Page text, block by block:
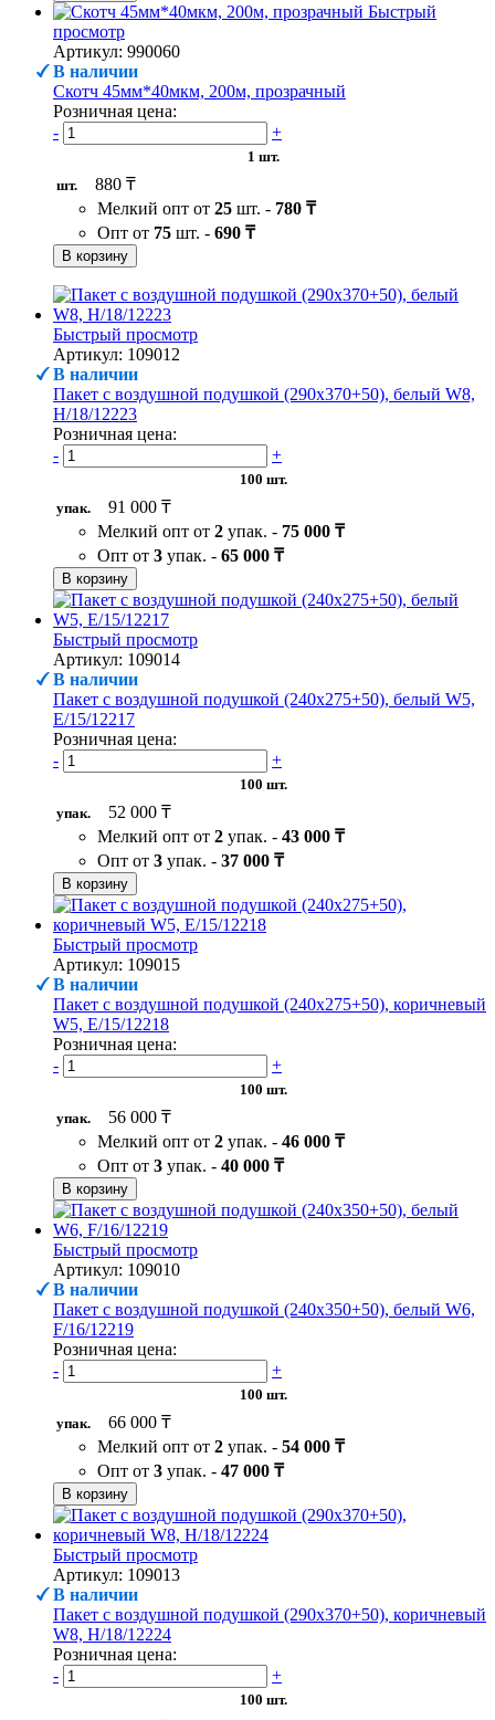
Быстрый
просмотр
Артикул: 990060
В наличии
Скотч 45мм*40мкм, 200м, прозрачный
Розничная цена:
-
+
1 шт.
шт.
880 ₸
Мелкий опт от 25 шт. - 780 ₸
Опт от 75 шт. - 690 ₸
В корзину
Быстрый просмотр
Артикул: 109012
В наличии
Пакет с воздушной подушкой (290х370+50), белый W8,
H/18/12223
Розничная цена:
-
+
100 шт.
упак.
91 000 ₸
Мелкий опт от 2 упак. - 75 000 ₸
Опт от 3 упак. - 65 000 ₸
В корзину
Быстрый просмотр
Артикул: 109014
В наличии
Пакет с воздушной подушкой (240х275+50), белый W5,
Е/15/12217
Розничная цена:
-
+
100 шт.
упак.
52 000 ₸
Мелкий опт от 2 упак. - 43 000 ₸
Опт от 3 упак. - 37 000 ₸
В корзину
Быстрый просмотр
Артикул: 109015
В наличии
Пакет с воздушной подушкой (240х275+50), коричневый
W5, Е/15/12218
Розничная цена:
-
+
100 шт.
упак.
56 000 ₸
Мелкий опт от 2 упак. - 46 000 ₸
Опт от 3 упак. - 40 000 ₸
В корзину
Быстрый просмотр
Артикул: 109010
В наличии
Пакет с воздушной подушкой (240х350+50), белый W6,
F/16/12219
Розничная цена:
-
+
100 шт.
упак.
66 000 ₸
Мелкий опт от 2 упак. - 54 000 ₸
Опт от 3 упак. - 47 000 ₸
В корзину
Быстрый просмотр
Артикул: 109013
В наличии
Пакет с воздушной подушкой (290х370+50), коричневый
W8, H/18/12224
Розничная цена:
-
+
100 шт.